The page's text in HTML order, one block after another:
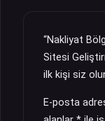
“Nakliyat
Sitesi
ilk kişi siz
E-posta